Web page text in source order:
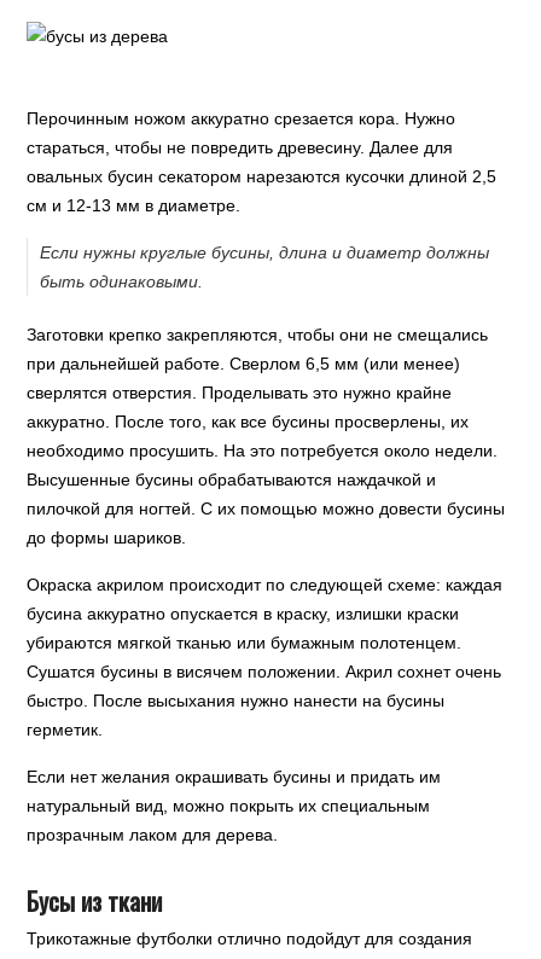
Перочинным ножом аккуратно срезается кора. Нужно
стараться, чтобы не повредить древесину. Далее для
овальных бусин секатором нарезаются кусочки длиной 2,5
см и 12-13 мм в диаметре.
Если нужны круглые бусины, длина и диаметр должны
быть одинаковыми.
Заготовки крепко закрепляются, чтобы они не смещались
при дальнейшей работе. Сверлом 6,5 мм (или менее)
сверлятся отверстия. Проделывать это нужно крайне
аккуратно. После того, как все бусины просверлены, их
необходимо просушить. На это потребуется около недели.
Высушенные бусины обрабатываются наждачкой и
пилочкой для ногтей. С их помощью можно довести бусины
до формы шариков.
Окраска акрилом происходит по следующей схеме: каждая
бусина аккуратно опускается в краску, излишки краски
убираются мягкой тканью или бумажным полотенцем.
Сушатся бусины в висячем положении. Акрил сохнет очень
быстро. После высыхания нужно нанести на бусины
герметик.
Если нет желания окрашивать бусины и придать им
натуральный вид, можно покрыть их специальным
прозрачным лаком для дерева.
Бусы из ткани
Трикотажные футболки отлично подойдут для создания